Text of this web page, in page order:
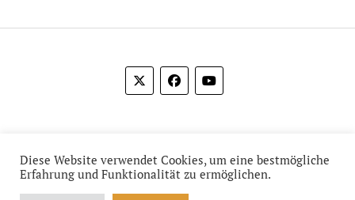
Diese Website verwendet Cookies, um eine bestmögliche
Erfahrung und Funktionalität zu ermöglichen.